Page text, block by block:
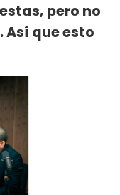
pero no
Así que esto